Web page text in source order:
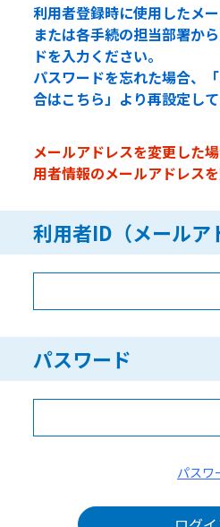
利用者登録時に使用したメー
または各手続の担当部署か
ドを入力ください。
パスワードを忘れた場合、
合はこちら」より再設定して
メールアドレスを変更した
用者情報のメールアドレスを
利用者ID（メールア
パスワード
パスワ